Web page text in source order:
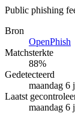
Public phishing
Bron
OpenPhish
Matchsterkte
88%
Gedetecteerd
maandag 6
Laatst
maandag 6